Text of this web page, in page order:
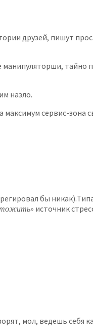
друзей, пишут
тайно
назло.
сервис-зона
бы
источник
мол, ведешь себя